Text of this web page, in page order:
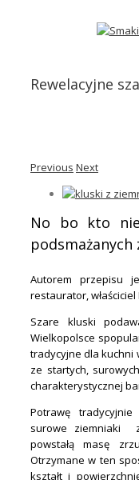
Rewelacyjne
Previous Next
No bo kto
podsmażanych
Autorem przepisu
restaurator,
Szare kluski
Wielkopolsce
tradycyjne dla kuchni
ze startych,
charakterystycznej
Potrawę
surowe ziemniaki
powstałą masę
Otrzymane w ten
kształt i